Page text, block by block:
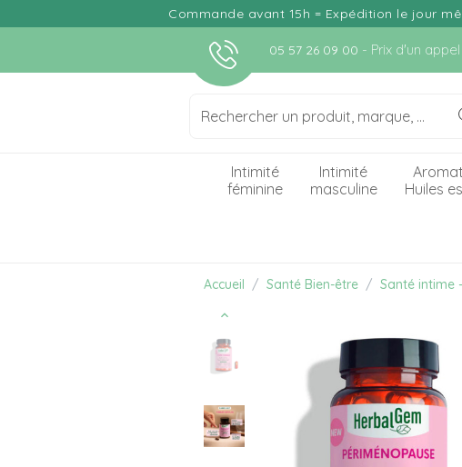
Commande avant 15h = Expédition le jour
05 57 26 09 00 - Prix d'un
Intimité
féminine
Intimité
masculine
Huiles
Accueil Santé Bien-être Santé intime